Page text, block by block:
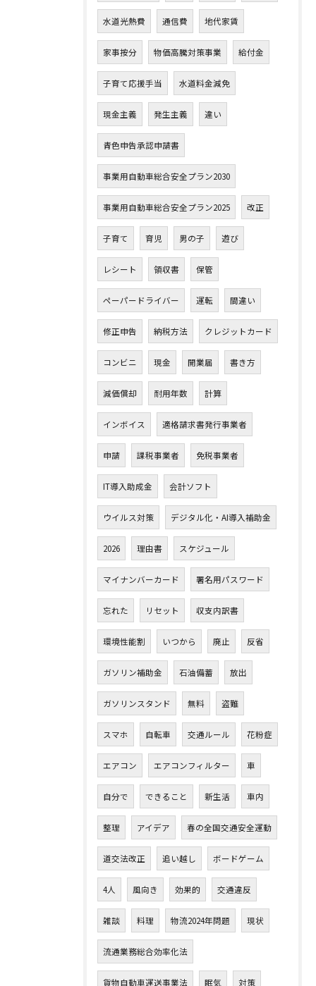
水道光熱費 通信費 地代家賃
家事按分 物価高騰対策事業 給付金
子育て応援手当 水道料金減免
現金主義 発生主義 違い
青色申告承認申請書
事業用自動車総合安全プラン2030
事業用自動車総合安全プラン2025 改正
子育て 育児 男の子 遊び
レシート 領収書 保管
ペーパードライバー 運転 間違い
修正申告 納税方法 クレジットカード
コンビニ 現金 開業届 書き方
減価償却 耐用年数 計算
インボイス 適格請求書発行事業者
申請 課税事業者 免税事業者
IT導入助成金 会計ソフト
ウイルス対策 デジタル化・AI導入補助金
2026 理由書 スケジュール
マイナンバーカード 署名用パスワード
忘れた リセット 収支内訳書
環境性能割 いつから 廃止 反省
ガソリン補助金 石油備蓄 放出
ガソリンスタンド 無料 盗難
スマホ 自転車 交通ルール 花粉症
エアコン エアコンフィルター 車
自分で できること 新生活 車内
整理 アイデア 春の全国交通安全運動
道交法改正 追い越し ボードゲーム
4人 風向き 効果的 交通違反
雑談 料理 物流2024年問題 現状
流通業務総合効率化法
貨物自動車運送事業法 眠気 対策